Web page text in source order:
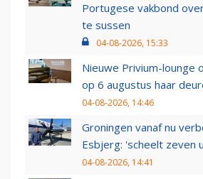
Portugese vakbond
te sussen
04-08-2026, 15:33
Nieuwe Privium-lounge
op 6 augustus haar
04-08-2026, 14:46
Groningen vanaf nu
Esbjerg: 'scheelt zeven
04-08-2026, 14:41